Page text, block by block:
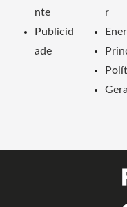
nte
Publicid
ade
r
Geral